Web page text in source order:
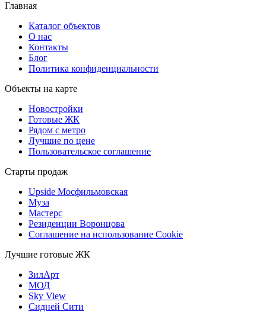
Главная
Каталог объектов
О нас
Контакты
Блог
Политика конфиденциальности
Объекты на карте
Новостройки
Готовые ЖК
Рядом с метро
Лучшие по цене
Пользовательское соглашение
Старты продаж
Upside Мосфильмовская
Муза
Мастерс
Резиденции Воронцова
Соглашение на использование Cookie
Лучшие готовые ЖК
ЗилАрт
МОД
Sky View
Сидней Сити